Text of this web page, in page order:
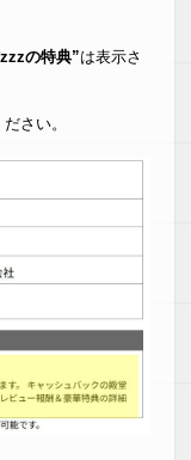
の特典”は表示さ
さい。